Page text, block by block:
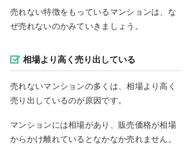
売れない特徴をもっているマンションは、な
ぜ売れないのかみていきましょう。
相場より高く売り出している
売れないマンションの多くは、相場より高く
売り出しているのが原因です。
マンションには相場があり、販売価格が相場
からかけ離れているとなかなか売れません。